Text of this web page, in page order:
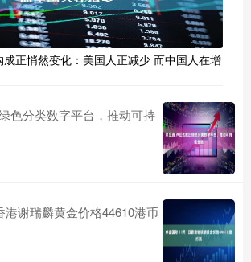
正悄然变化：美国人正减少 而中国人在增
色分类数字平台，推动可持
港谢瑞麟黄金价格44610港币